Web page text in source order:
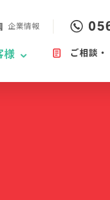
企業情報
様 ご相談・